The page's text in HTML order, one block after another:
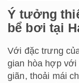
Ý tưởng
bể bơi tại
Với đặc trưng
gian hòa hợp với
giãn, thoải mái